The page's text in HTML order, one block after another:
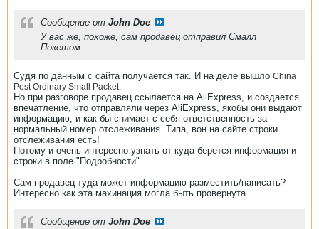
Сообщение от John Doe
У вас же, похоже, сам продавец отправил Смалл
Покетом.
Судя по данным с сайта получается так. И на деле вышло China
Post Ordinary Small Packet.
Но при разговоре продавец ссылается на AliExpress, и создается
впечатление, что отправляли через AliExpress, якобы они выдают
информацию, и как бы снимает с себя ответственность за
нормальный номер отслеживания. Типа, вон на сайте строки
отслеживания есть!
Потому и очень интересно узнать от куда берется информация и
строки в поле "Подробности".
Сам продавец туда может информацию разместить/написать?
Интересно как эта махинация могла быть провернута.
Сообщение от John Doe